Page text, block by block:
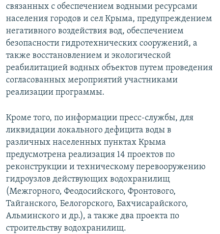
связанных с обеспечением водными ресурсами
населения городов и сел Крыма, предупреждением
негативного воздействия вод, обеспечением
безопасности гидротехнических сооружений, а
также восстановлением и экологической
реабилитацией водных объектов путем проведения
согласованных мероприятий участниками
реализации программы.
Кроме того, по информации пресс-службы, для
ликвидации локального дефицита воды в
различных населенных пунктах Крыма
предусмотрена реализация 14 проектов по
реконструкции и техническому перевооружению
гидроузлов действующих водохранилищ
(Межгорного, Феодосийского, Фронтового,
Тайганского, Белогорского, Бахчисарайского,
Альминского и др.), а также два проекта по
строительству водохранилищ.